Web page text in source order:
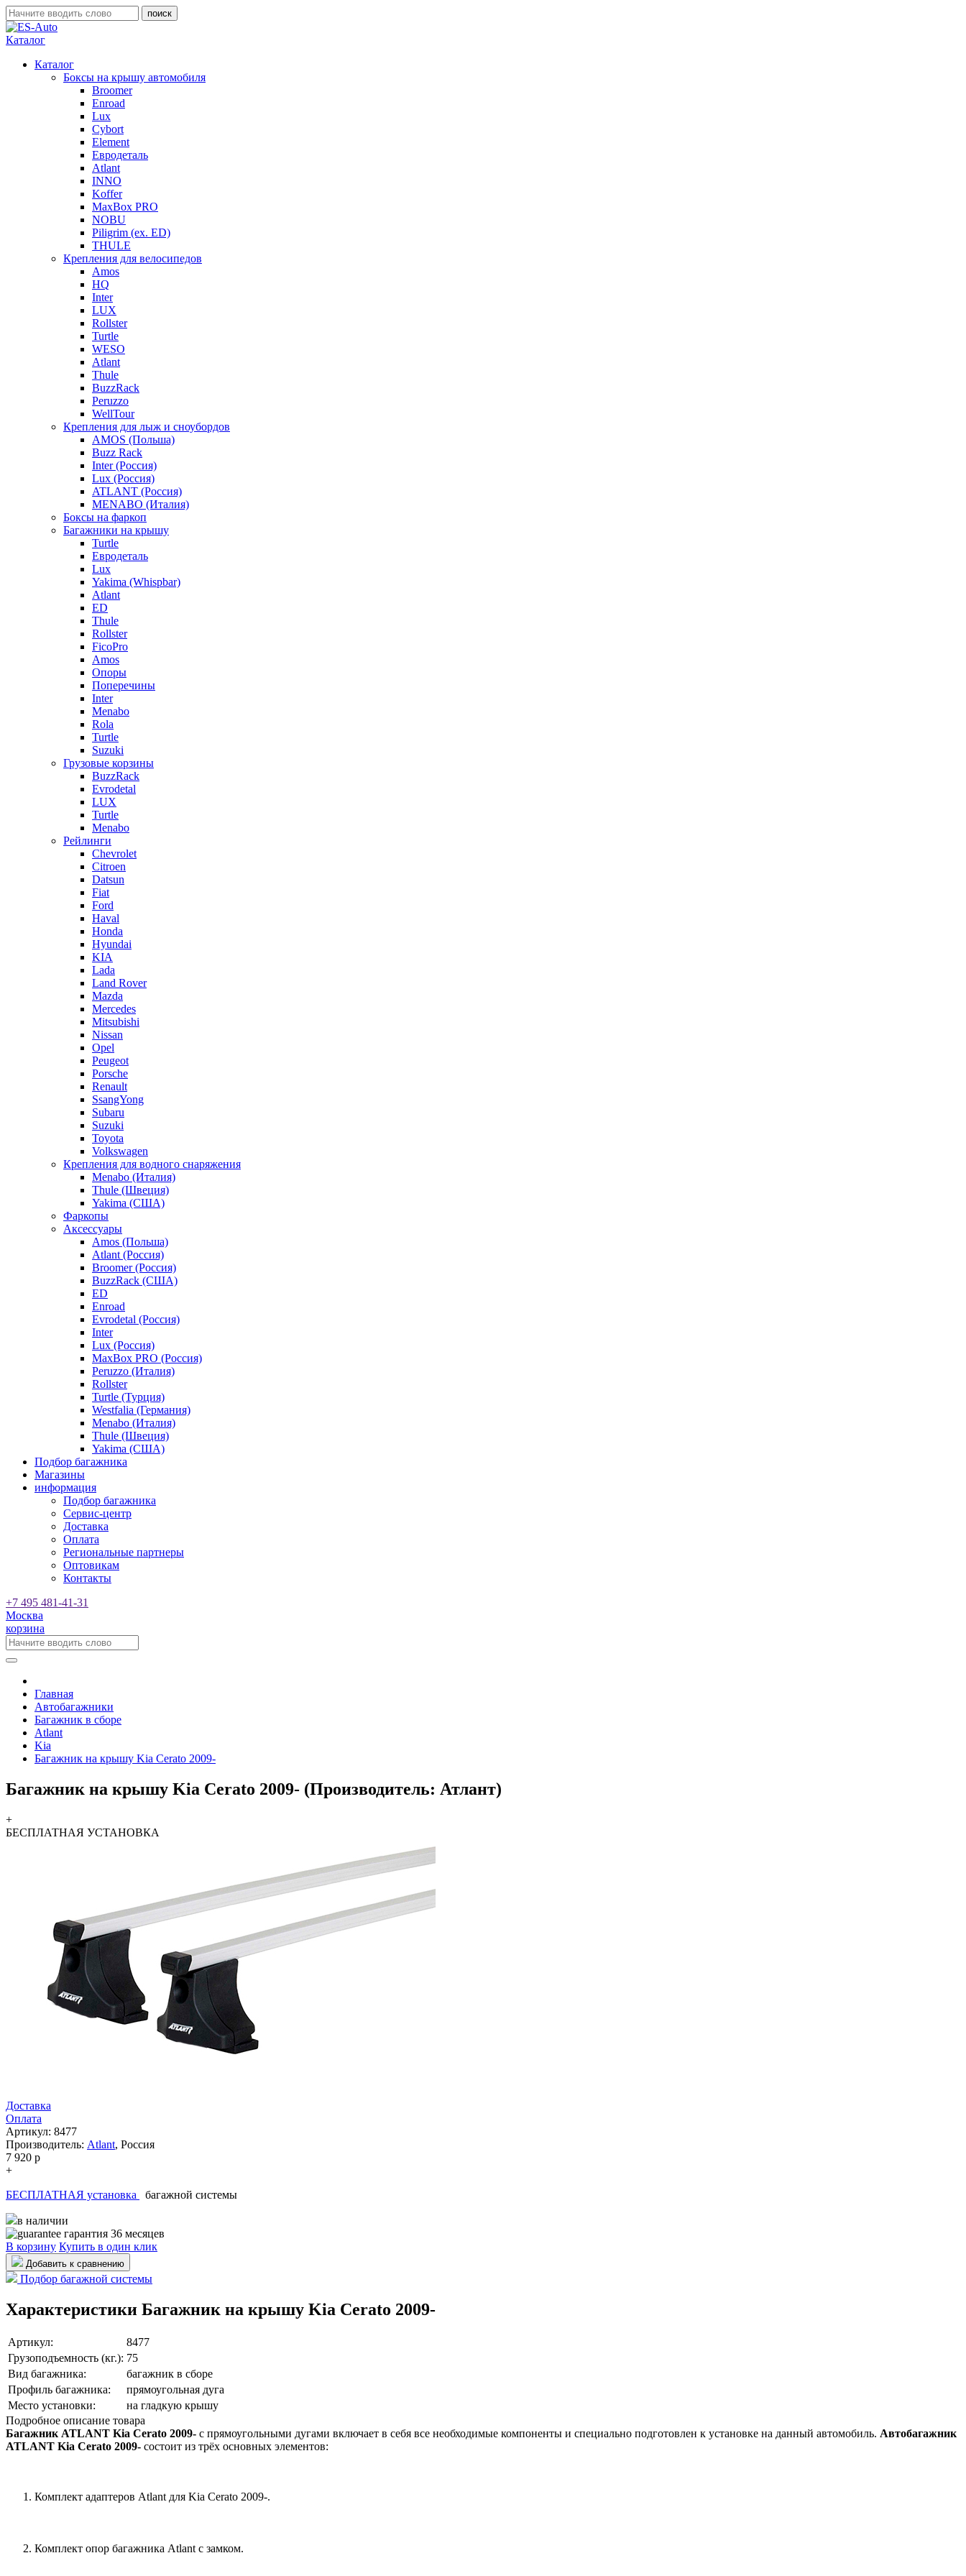
Каталог
Каталог
Боксы на крышу автомобиля
Broomer
Enroad
Lux
Cybort
Element
Евродеталь
Atlant
INNO
Koffer
MaxBox PRO
NOBU
Piligrim (ex. ED)
THULE
Крепления для велосипедов
Amos
HQ
Inter
LUX
Rollster
Turtle
WESO
Atlant
Thule
BuzzRack
Peruzzo
WellTour
Крепления для лыж и сноубордов
AMOS (Польша)
Buzz Rack
Inter (Россия)
Lux (Россия)
ATLANT (Россия)
MENABO (Италия)
Боксы на фаркоп
Багажники на крышу
Turtle
Евродеталь
Lux
Yakima (Whispbar)
Atlant
ED
Thule
Rollster
FicoPro
Amos
Опоры
Поперечины
Inter
Menabo
Rola
Turtle
Suzuki
Грузовые корзины
BuzzRack
Evrodetal
LUX
Turtle
Menabo
Рейлинги
Chevrolet
Citroen
Datsun
Fiat
Ford
Haval
Honda
Hyundai
KIA
Lada
Land Rover
Mazda
Mercedes
Mitsubishi
Nissan
Opel
Peugeot
Porsche
Renault
SsangYong
Subaru
Suzuki
Toyota
Volkswagen
Крепления для водного снаряжения
Menabo (Италия)
Thule (Швеция)
Yakima (США)
Фаркопы
Аксессуары
Amos (Польша)
Atlant (Россия)
Broomer (Россия)
BuzzRack (США)
ED
Enroad
Evrodetal (Россия)
Inter
Lux (Россия)
MaxBox PRO (Россия)
Peruzzo (Италия)
Rollster
Turtle (Турция)
Westfalia (Германия)
Menabo (Италия)
Thule (Швеция)
Yakima (США)
Подбор багажника
Магазины
информация
Подбор багажника
Сервис-центр
Доставка
Оплата
Региональные партнеры
Оптовикам
Контакты
+7 495 481-41-31
Москва
корзина
Главная
Автобагажники
Багажник в сборе
Atlant
Kia
Багажник на крышу Kia Cerato 2009-
Багажник на крышу Kia Cerato 2009- (Производитель: Атлант)
+
БЕСПЛАТНАЯ УСТАНОВКА
Доставка
Оплата
Артикул: 8477
Производитель: Atlant, Россия
7 920 p
+
БЕСПЛАТНАЯ установка
багажной системы
в наличии
гарантия 36 месяцев
В корзину Купить в один клик
Добавить к сравнению
Подбор багажной системы
Характеристики Багажник на крышу Kia Cerato 2009-
Артикул:
8477
Грузоподъемность (кг.): 75
Вид багажника:
багажник в сборе
Профиль багажника:
прямоугольная дуга
Место установки:
на гладкую крышу
Подробное описание товара
Багажник ATLANT Kia Cerato 2009- с прямоугольными дугами включает в себя все необходимые компоненты и специально подготовлен к установке на данный автомобиль. Автобагажник
ATLANT Kia Cerato 2009- состоит из трёх основных элементов:
Комплект адаптеров Atlant для Kia Cerato 2009-.
Комплект опор багажника Atlant с замком.